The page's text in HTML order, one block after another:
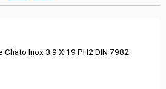
Inox 3.9 X 19 PH2 DIN 7982